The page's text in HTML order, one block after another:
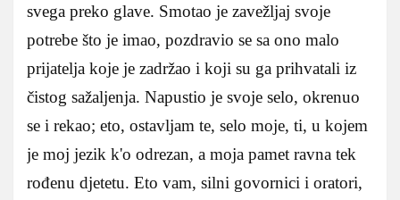
svega preko glave. Smotao je zavežljaj svoje
potrebe što je imao, pozdravio se sa ono malo
prijatelja koje je zadržao i koji su ga prihvatali iz
čistog sažaljenja. Napustio je svoje selo, okrenuo
se i rekao; eto, ostavljam te, selo moje, ti, u kojem
je moj jezik k'o odrezan, a moja pamet ravna tek
rođenu djetetu. Eto vam, silni govornici i oratori,